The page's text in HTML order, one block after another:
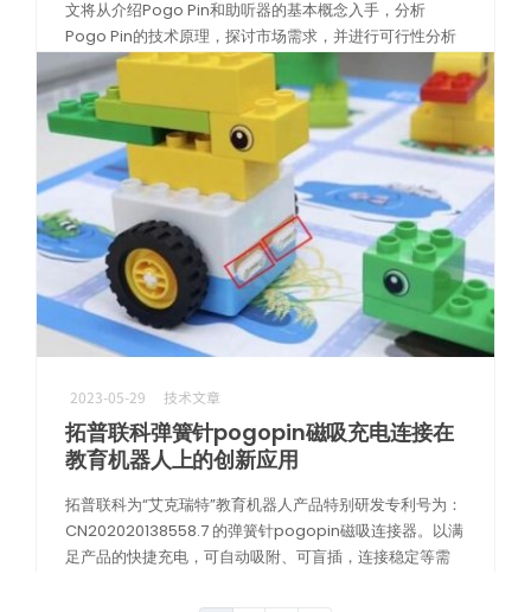
文将从介绍Pogo Pin和助听器的基本概念入手，分析
Pogo Pin的技术原理，探讨市场需求，并进行可行性分析
和未来展望，旨在为 […]
阅读更多
2023-05-29 技术文章
拓普联科弹簧针pogopin磁吸充电连接在
教育机器人上的创新应用
拓普联科为“艾克瑞特”教育机器人产品特别研发专利号为：
CN202020138558.7 的弹簧针pogopin磁吸连接器。以满
足产品的快捷充电，可自动吸附、可盲插，连接稳定等需